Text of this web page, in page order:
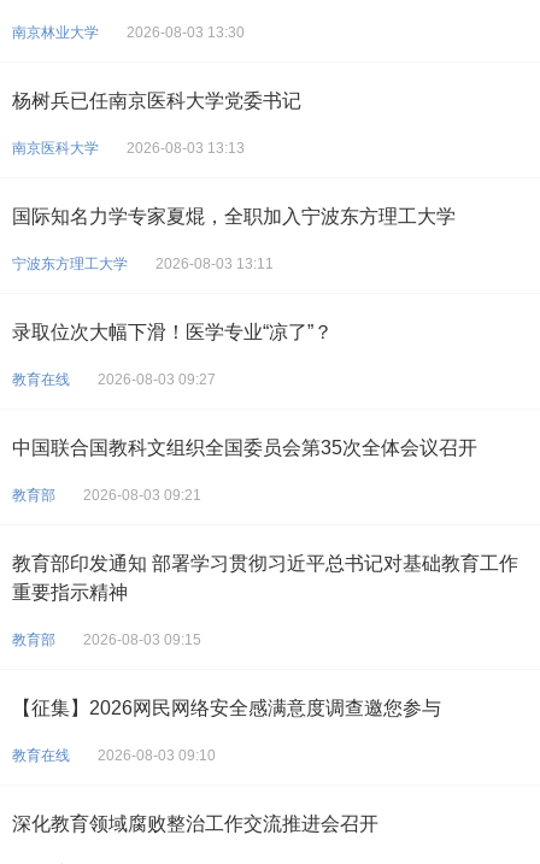
南京林业大学 2026-08-03 13:30
杨树兵已任南京医科大学党委书记
南京医科大学 2026-08-03 13:13
国际知名力学专家夏焜，全职加入宁波东方理工大学
宁波东方理工大学 2026-08-03 13:11
录取位次大幅下滑！医学专业“凉了”？
教育在线 2026-08-03 09:27
中国联合国教科文组织全国委员会第35次全体会议召开
教育部 2026-08-03 09:21
教育部印发通知 部署学习贯彻习近平总书记对基础教育工作
重要指示精神
教育部 2026-08-03 09:15
【征集】2026网民网络安全感满意度调查邀您参与
教育在线 2026-08-03 09:10
深化教育领域腐败整治工作交流推进会召开